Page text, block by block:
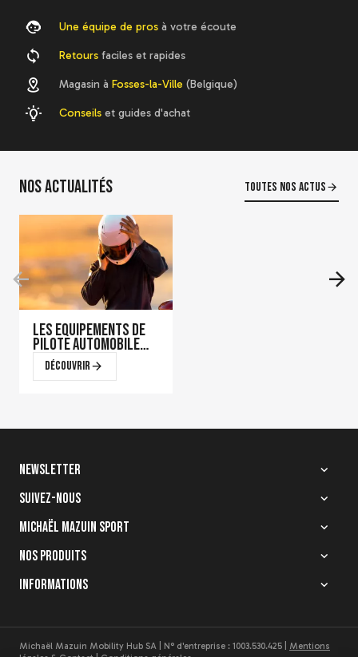
Une équipe de pros à votre écoute
Retours faciles et rapides
Magasin à Fosses-la-Ville (Belgique)
Conseils et guides d'achat
Nos actualités Toutes nos actus
Les équipements de
pilote automobile
qui font la
différence en course
Découvrir
Quelle homologation
choisir pour votre
casque de karting ?
Newsletter
Suivez-nous
Michaël Mazuin Sport
Nos produits
Informations
Michaël Mazuin Mobility Hub SA | N° d'entreprise : 1003.530.425 | Mentions